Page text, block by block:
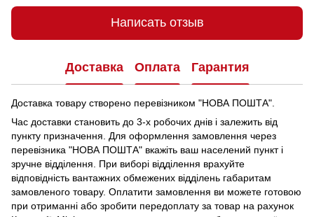
Написать отзыв
Доставка Оплата Гарантия
Доставка товару створено перевізником "НОВА ПОШТА".
Час доставки становить до 3-х робочих днів і залежить від
пункту призначення. Для оформлення замовлення через
перевізника "НОВА ПОШТА" вкажіть ваш населений пункт і
зручне відділення.
При виборі відділення врахуйте
відповідність вантажних обмежених відділень габаритам
замовленого товару. Оплатити замовлення ви можете готовою
при отриманні або зробити передоплату за товар на рахунок